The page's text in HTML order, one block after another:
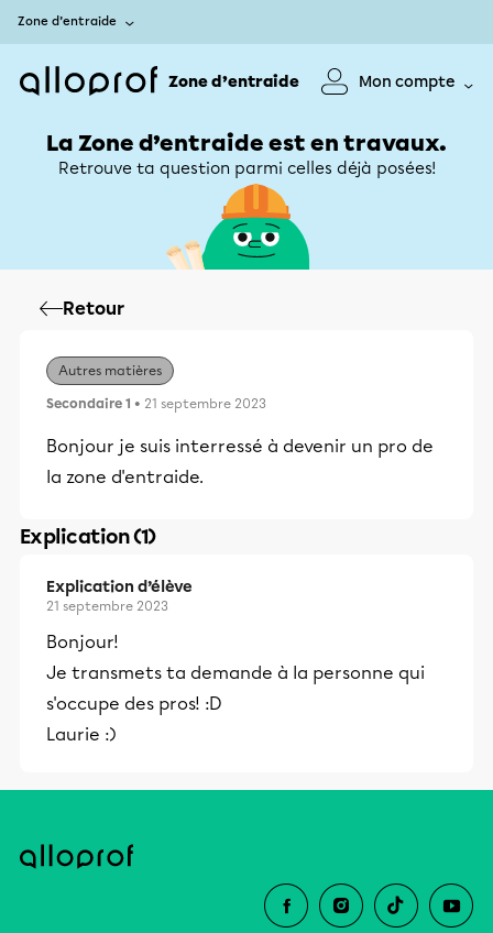
Zone d’entraide
Zone d’entraide Mon compte
La Zone d’entraide est en travaux.
Retrouve ta question parmi celles déjà posées!
Retour
Autres matières
Secondaire 1 • 21 septembre 2023
Bonjour je suis interressé à devenir un pro de
la zone d'entraide.
Explication (1)
Explication d’élève
21 septembre 2023
Bonjour!
Je transmets ta demande à la personne qui
s'occupe des pros! :D
Laurie :)